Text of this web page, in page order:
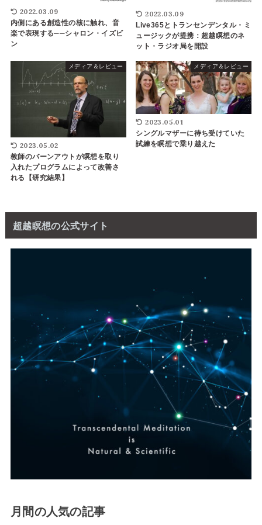
2022.03.09
内側にある創造性の核に触れ、音
楽で表現する──シャロン・イズビ
ン
2022.03.09
Live365とトランセンデンタル・ミ
ュージックが提携：超越瞑想のネ
ット・ラジオ局を開設
メディア＆レビュー
2023.05.02
教師のバーンアウトが瞑想を取り
入れたプログラムによって改善さ
れる【研究結果】
メディア＆レビュー
2023.05.01
シングルマザーに待ち受けていた
試練を瞑想で乗り越えた
超越瞑想の公式サイト
月間の人気の記事